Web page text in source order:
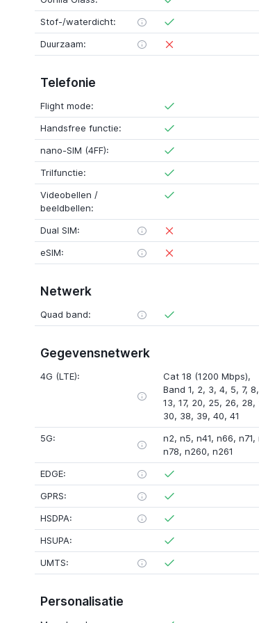
Stof-/waterdicht:
Duurzaam:
Telefonie
Flight mode:
Handsfree functie:
nano-SIM (4FF):
Trilfunctie:
Videobellen /
beeldbellen:
Dual SIM:
eSIM:
Netwerk
Quad band:
Gegevensnetwerk
4G (LTE): Cat 18 (1200 Mbps),
Band 1, 2, 3, 4, 5, 7, 8,
13, 17, 20, 25, 26, 28,
30, 38, 39, 40, 41
5G: n2, n5, n41, n66, n71,
n78, n260, n261
EDGE:
GPRS:
HSDPA:
HSUPA:
UMTS:
Personalisatie